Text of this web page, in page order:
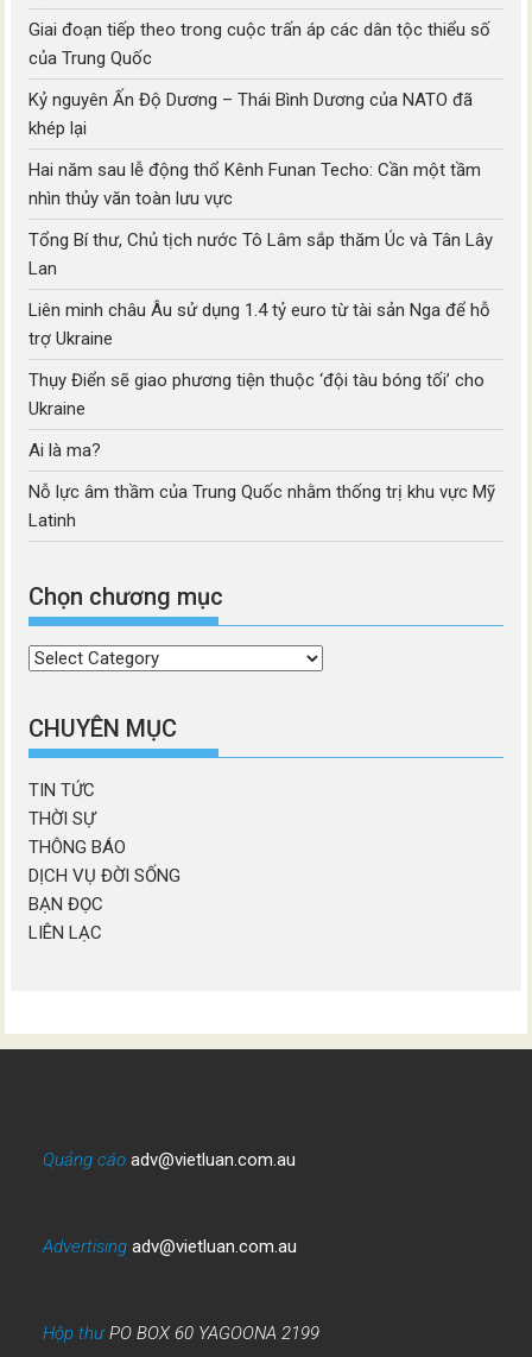
Giai đoạn tiếp theo trong cuộc trấn áp các dân tộc thiểu số
của Trung Quốc
Kỷ nguyên Ấn Độ Dương – Thái Bình Dương của NATO đã
khép lại
Hai năm sau lễ động thổ Kênh Funan Techo: Cần một tầm
nhìn thủy văn toàn lưu vực
Tổng Bí thư, Chủ tịch nước Tô Lâm sắp thăm Úc và Tân Lây
Lan
Liên minh châu Âu sử dụng 1.4 tỷ euro từ tài sản Nga để hỗ
trợ Ukraine
Thụy Điển sẽ giao phương tiện thuộc ‘đội tàu bóng tối’ cho
Ukraine
Ai là ma?
Nỗ lực âm thầm của Trung Quốc nhằm thống trị khu vực Mỹ
Latinh
Chọn chương mục
Chọn
mục
CHUYÊN MỤC
TIN TỨC
THỜI SỰ
THÔNG BÁO
DỊCH VỤ ĐỜI SỐNG
BẠN ĐỌC
LIÊN LẠC
Quảng cáo adv@vietluan.com.au
Advertising adv@vietluan.com.au
Hộp thưPO BOX 60 YAGOONA 2199